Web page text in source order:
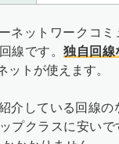
ネットワークコ
線です。 独自回線
ットが使えます。
介している回線
プクラスに安いで